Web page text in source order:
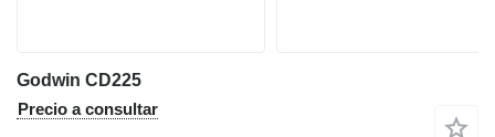
Godwin CD225
Precio a consultar